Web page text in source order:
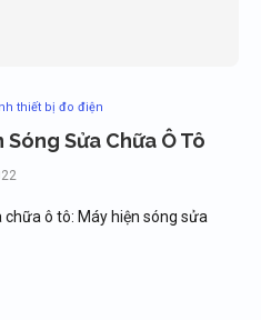
thiết bị đo điện
Sửa Chữa Ô Tô
ô tô: Máy hiện sóng sửa